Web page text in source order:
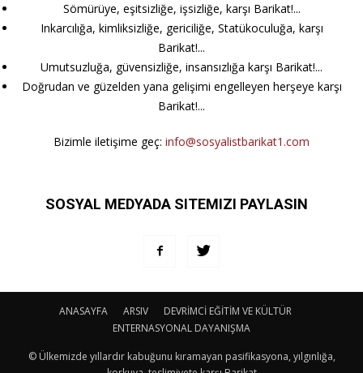
Sömürüye, eşitsizliğe, işsizliğe, karşı Barikat!...
Inkarcılığa, kimliksizliğe, gericiliğe, Statükoculuğa, karşı
Barikat!...
Umutsuzluğa, güvensizliğe, insansızlığa karşı Barikat!...
Doğrudan ve güzelden yana gelişimi engelleyen herşeye karşı
Barikat!...
Bizimle iletişime geç: info@sosyalistbarikat1.com
SOSYAL MEDYADA SITEMIZI PAYLASIN
ANASAYFA ARSIV
DEVRİMCİ EĞİTİM VE KÜLTÜR
ENTERNASYONAL DAYANIŞMA
© Ülkemizde yıllardır kabuğunu kıramayan pasifikasyona, yılgınlığa,